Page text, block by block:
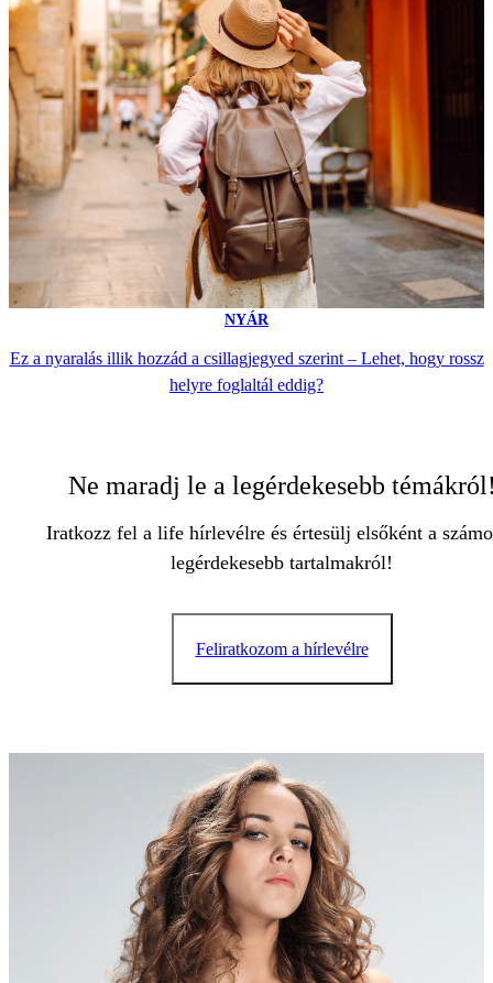
NYÁR
Ez a nyaralás illik hozzád a csillagjegyed szerint – Lehet, hogy rossz
helyre foglaltál eddig?
Ne maradj le a legérdekesebb
Iratkozz fel a life hírlevélre és értesülj elsőként a
legérdekesebb tartalmakról!
Feliratkozom a hírlevélre